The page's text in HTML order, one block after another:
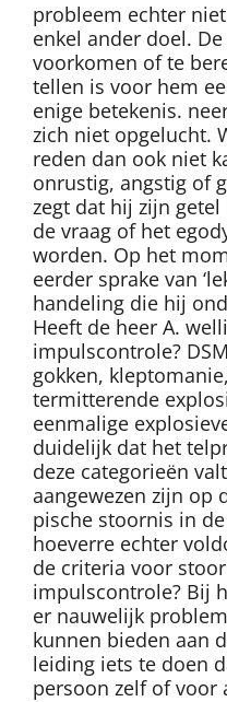
probleem echter
enkel ander doel.
voorkomen of te
tellen is voor hem
enige betekenis.
zich niet opgelucht.
reden dan ook niet
onrustig, angstig of
zegt dat hij zijn
de vraag of het
worden. Op het
eerder sprake van
handeling die hij
Heeft de heer A.
impulscontrole?
gokken,
termitterende
eenmalige
duidelijk dat het
deze categorieën
aangewezen zijn op
pische stoornis in
hoeverre echter
de criteria voor
impulscontrole? Bij
er nauwelijk
kunnen bieden aan
leiding iets te doen
persoon zelf of voor